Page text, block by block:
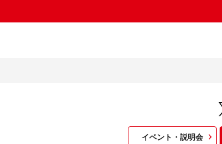
イベント・説明会